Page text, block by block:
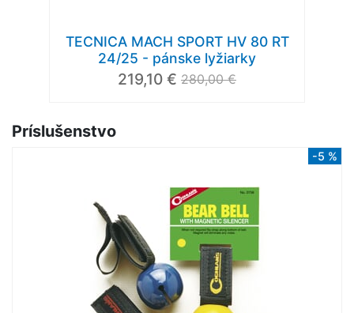
TECNICA MACH SPORT HV 80 RT
24/25 - pánske lyžiarky
219,10 € 280,00 €
Príslušenstvo
-5 %